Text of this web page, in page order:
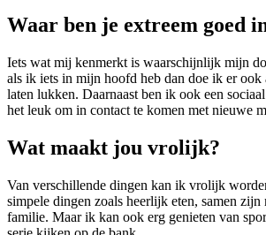
Waar ben je extreem goed
Iets wat mij kenmerkt is waarschijnlijk mijn
als ik iets in mijn hoofd heb dan doe ik er ook
laten lukken. Daarnaast ben ik ook een
het leuk om in contact te komen met nieuwe
Wat maakt jou vrolijk?
Van verschillende dingen kan ik vrolijk
simpele dingen zoals heerlijk eten, samen zijn
familie. Maar ik kan ook erg genieten van